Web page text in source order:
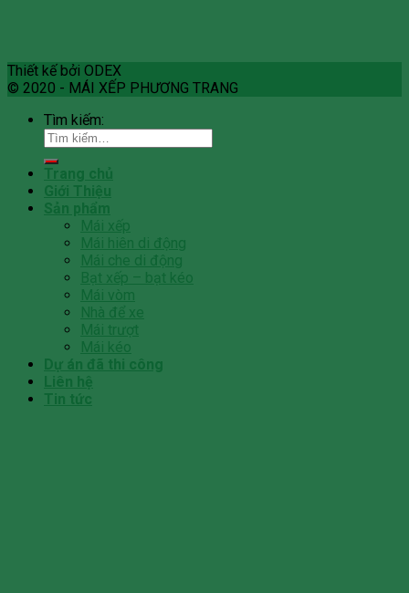
Thiết kế bởi ODEX
© 2020 - MÁI XẾP PHƯƠNG TRANG
Tìm kiếm:
Trang chủ
Giới Thiệu
Sản phẩm
Mái xếp
Mái hiên di động
Mái che di động
Bạt xếp – bạt kéo
Mái vòm
Nhà để xe
Mái trượt
Mái kéo
Dự án đã thi công
Liên hệ
Tin tức